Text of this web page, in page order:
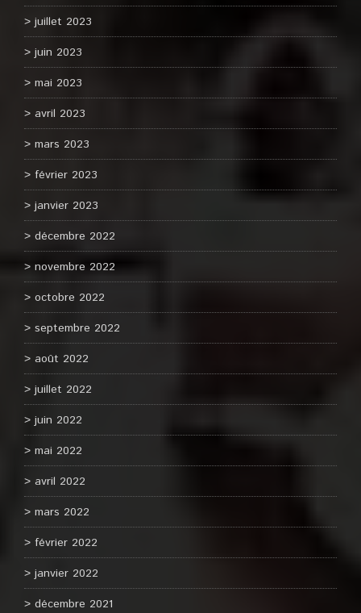
juillet 2023
juin 2023
mai 2023
avril 2023
mars 2023
février 2023
janvier 2023
décembre 2022
novembre 2022
octobre 2022
septembre 2022
août 2022
juillet 2022
juin 2022
mai 2022
avril 2022
mars 2022
février 2022
janvier 2022
décembre 2021